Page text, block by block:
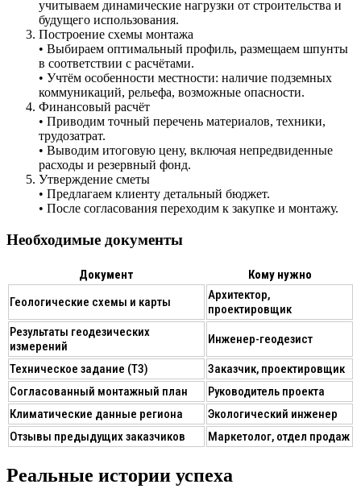
учитываем динамические нагрузки от строительства и
будущего использования.
Построение схемы монтажа
• Выбираем оптимальный профиль, размещаем шпунты
в соответствии с расчётами.
• Учтём особенности местности: наличие подземных
коммуникаций, рельефа, возможные опасности.
Финансовый расчёт
• Приводим точный перечень материалов, техники,
трудозатрат.
• Выводим итоговую цену, включая непредвиденные
расходы и резервный фонд.
Утверждение сметы
• Предлагаем клиенту детальный бюджет.
• После согласования переходим к закупке и монтажу.
Необходимые документы
Документ
Кому нужно
Геологические схемы и карты
Архитектор,
проектировщик
Результаты геодезических
измерений
Инженер-геодезист
Техническое задание (ТЗ)
Заказчик, проектировщик
Согласованный монтажный план
Руководитель проекта
Климатические данные региона
Экологический инженер
Отзывы предыдущих заказчиков
Маркетолог, отдел продаж
Реальные истории успеха